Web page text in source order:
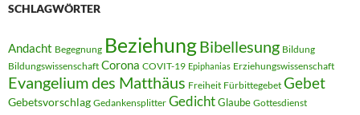
SCHLAGWÖRTER
Andacht Begegnung BeziehungBibellesung Bildung
Bildungswissenschaft Corona COVIT-19 Epiphanias Erziehungswissenschaft
Evangelium des Matthäus Freiheit Fürbittegebet Gebet
Gebetsvorschlag Gedankensplitter GedichtGlaube Gottesdienst